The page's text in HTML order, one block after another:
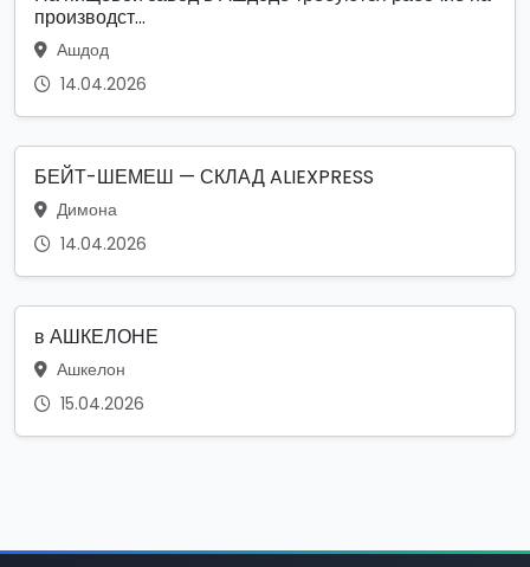
производст...
Ашдод
14.04.2026
БЕЙТ-ШЕМЕШ — СКЛАД ALIEXPRESS
Димона
14.04.2026
в АШКЕЛОНЕ
Ашкелон
15.04.2026